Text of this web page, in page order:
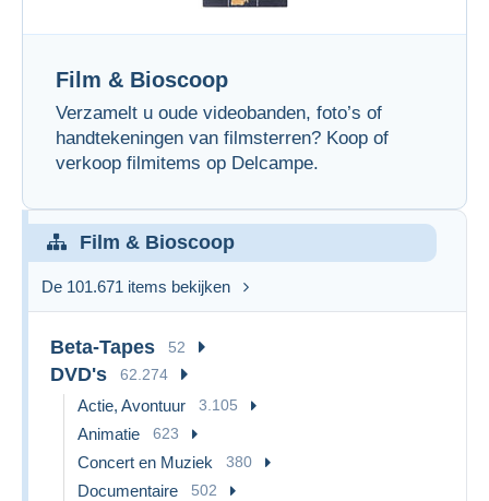
Film & Bioscoop
Verzamelt u oude videobanden, foto’s of
handtekeningen van filmsterren? Koop of
verkoop filmitems op Delcampe.
Film & Bioscoop
De 101.671 items bekijken
Beta-Tapes 52
DVD's 62.274
Actie, Avontuur 3.105
Animatie 623
Concert en Muziek 380
Documentaire 502